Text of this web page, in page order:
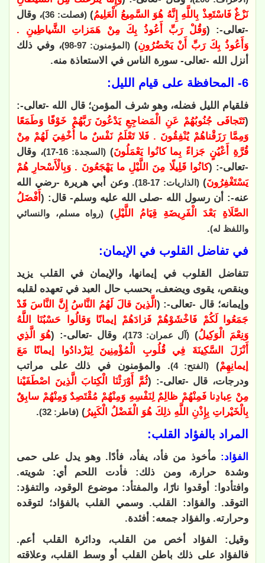
نَزْغٌ فَاسْتَعِذْ بِاللَّهِ إِنَّهُ هُوَ السَّمِيعُ الْعَلِيمُ)(فصلت: 36)
، وقال
-تعالى-: (وَقُلْ رَبِّ أَعُوذُ بِكَ مِنْ هَمَزاتِ الشَّياطِينِ .
وَأَعُوذُ بِكَ رَبِّ أَنْ يَحْضُرُونِ)(المؤمنون: 97-98)
، وفي ذلك
أنزل الله -تعالى- سورة الناس في الاستعاذة منه.
6- المحافظة على قيام الليل:
فلقيام الليل فضله، وهو شرف المؤمن؛ قال الله -تعالى-:
(تَتَجافَى جُنُوبُهُمْ عَنِ الْمَضاجِعِ يَدْعُونَ رَبَّهُمْ خَوْفًا وَطَمَعًا
وَمِمَّا رَزَقْناهُمْ يُنْفِقُونَ . فَلا تَعْلَمُ نَفْسٌ ما أُخْفِيَ لَهُمْ مِنْ
قُرَّةِ أَعْيُنٍ جَزاءً بِما كانُوا يَعْمَلُونَ)(السجدة: 16-17)
، وقال
-تعالى-: (كانُوا قَلِيلًا مِنَ اللَّيْلِ ما يَهْجَعُونَ . وَبِالْأَسْحارِ هُمْ
يَسْتَغْفِرُونَ)(الذاريات: 17-18)
. وعن أبي هريرة -رضي الله
عنه-: أن رسول الله -صلى الله عليه وسلم- قال: ( ‌أَفْضَلُ
‌الصَّلَاةِ بَعْدَ الْفَرِيضَةِ ‌قِيَامُ ‌اللَّيْلِ)
(رواه مسلم، والنسائي
واللفظ له).
في تفاضل القلوب في الإيمان:
تتفاضل القلوب في إيمانها، والإيمان في القلب يزيد
وينقص، يقوى ويضعف، بحسب حال العبد في تعهده لقلبه
وإيمانه؛ قال -تعالى-: ( الَّذِينَ قالَ لَهُمُ النَّاسُ إِنَّ النَّاسَ قَدْ
جَمَعُوا لَكُمْ فَاخْشَوْهُمْ فَزادَهُمْ إيمانًا وَقالُوا حَسْبُنَا اللَّهُ
وَنِعْمَ الْوَكِيلُ) (آل عمران: 173) ، وقال -تعالى-: (هُوَ الَّذِي
أَنْزَلَ السَّكِينَةَ فِي قُلُوبِ الْمُؤْمِنِينَ لِيَزْدادُوا إيمانًا مَعَ
إيمانِهِمْ) (الفتح: 4)
. والمؤمنون في ذلك على مراتب
ودرجات، قال -تعالى-: (ثُمَّ أَوْرَثْنَا الْكِتابَ الَّذِينَ اصْطَفَيْنا
مِنْ عِبادِنا فَمِنْهُمْ ظالِمٌ لِنَفْسِهِ وَمِنْهُمْ مُقْتَصِدٌ وَمِنْهُمْ سابِقٌ
بِالْخَيْراتِ بِإِذْنِ اللَّهِ ذلِكَ هُوَ الْفَضْلُ الْكَبِيرُ) (فاطر: 32) .
المراد بالفؤاد القلب:
الفؤاد:مأخوذ من فأد، يفأد، فأدًا. وهو يدل على حمى
وشدة حرارة، ومن ذلك: فأدت اللحم أي: شويته.
وافتأدوا: أوقدوا نارًا، والمفتأد: موضوع الوقود، والتفؤد:
التوقد. والفؤاد: القلب. وسمي القلب بالفؤاد؛ لتوقده
وحرارته. والفؤاد جمعه: أفئدة.
وقيل: الفؤاد أخص من القلب، ودائرة القلب أعم.
فالفؤاد على ذلك باطن القلب أو وسط القلب، وعلاقته